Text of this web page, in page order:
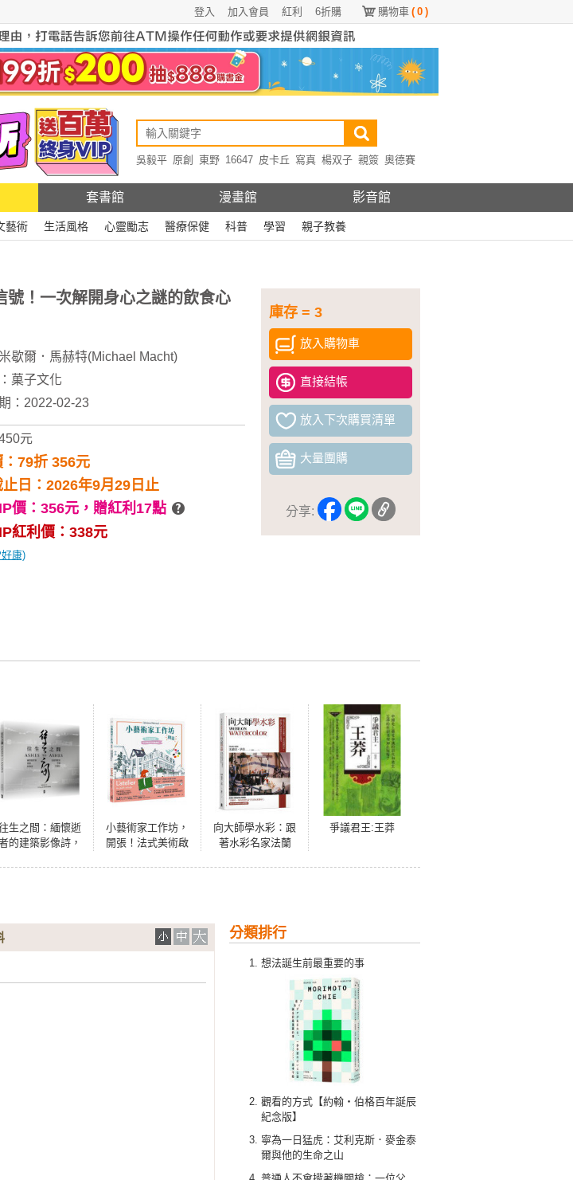
購物車 ( 0 )
6折購
紅利
加入會員
登入
吳毅平 原創 東野 16647 皮卡丘 寫真 楊双子 親簽 奧德賽
套書館 漫畫館 影音館
藝術 生活風格 心靈勵志 醫療保健 科普 學習 親子教養
庫存 = 3
放入購物車
直接結帳
放入下次購買清單
大量團購
分享:
號！一次解開身心之謎的飲食心
米歇爾．馬赫特(Michael Macht)
菓子文化
：2022-02-23
元
79折 356元
日：2026年9月29日止
價：356元， 贈紅利17點
紅利價：338元
康)
生之間：緬懷逝
的建築影像詩，
小藝術家工作坊，
開張！法式美術啟
向大師學水彩：跟
著水彩名家法蘭
爭議君王:王莽
分類排行
想法誕生前最重要的事
觀看的方式【約翰‧伯格百年誕辰
紀念版】
寧為一日猛虎：艾利克斯．麥金泰
爾與他的生命之山